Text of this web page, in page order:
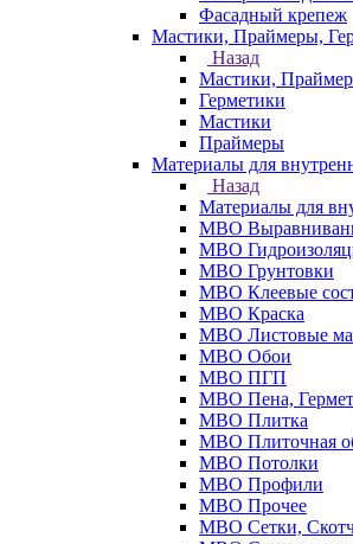
Фасадный крепеж
Мастики, Праймеры,
Назад
Мастики,
Герметики
Мастики
Праймеры
Материалы для
Назад
Материалы для
МВО
МВО
МВО Грунтовки
МВО Клеевые
МВО Краска
МВО Листовые
МВО Обои
МВО ПГП
МВО Пена,
МВО Плитка
МВО Плиточная
МВО Потолки
МВО Профили
МВО Прочее
МВО Сетки,